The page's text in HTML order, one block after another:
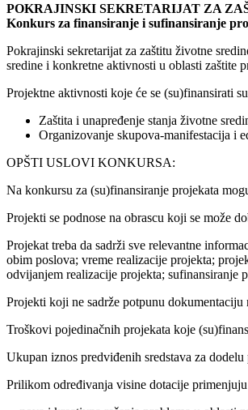
POKRAJINSKI SEKRETARIJAT ZA
Konkurs za finansiranje i sufinansiranje
Pokrajinski sekretarijat za zaštitu životne
sredine i konkretne aktivnosti u oblasti zaštite
Projektne aktivnosti koje će se (su)finansirati
Zaštita i unapređenje stanja životne
Organizovanje skupova-manifestacija i
OPŠTI USLOVI KONKURSA:
Na konkursu za (su)finansiranje projekata
Projekti se podnose na obrascu koji se može
Projekat treba da sadrži sve relevantne
obim poslova; vreme realizacije projekta;
odvijanjem realizacije projekta; sufinansiranje
Projekti koji ne sadrže potpunu dokumentaciju
Troškovi pojedinačnih projekata koje
Ukupan iznos predviđenih sredstava za
Prilikom određivanja visine dotacije